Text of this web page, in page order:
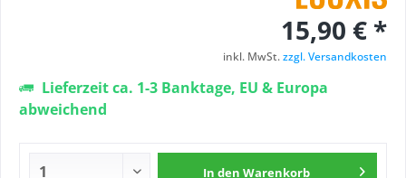
15,90 € *
inkl. MwSt.zzgl. Versandkosten
Lieferzeit ca. 1-3 Banktage, EU & Europa
abweichend
In den Warenkorb